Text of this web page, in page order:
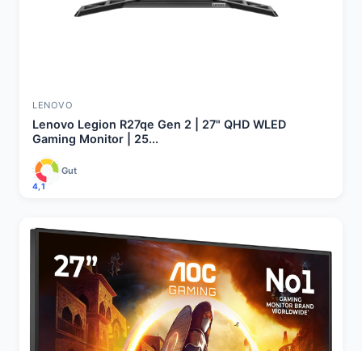
LENOVO
Lenovo Legion R27qe Gen 2 | 27" QHD WLED
Gaming Monitor | 25...
4,1
Gut